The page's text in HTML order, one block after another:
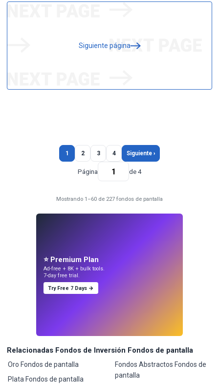
Siguiente página
1 2 3 4 Siguiente ›
Página de 4
Mostrando 1–60 de 227 fondos de pantalla
⭐ Premium Plan
Ad-free + 8K + bulk tools.
7-day free trial.
Try Free 7 Days →
Relacionadas Fondos de Inversión Fondos de pantalla
Oro Fondos de pantalla
Plata Fondos de pantalla
Fondos Abstractos Fondos de
pantalla